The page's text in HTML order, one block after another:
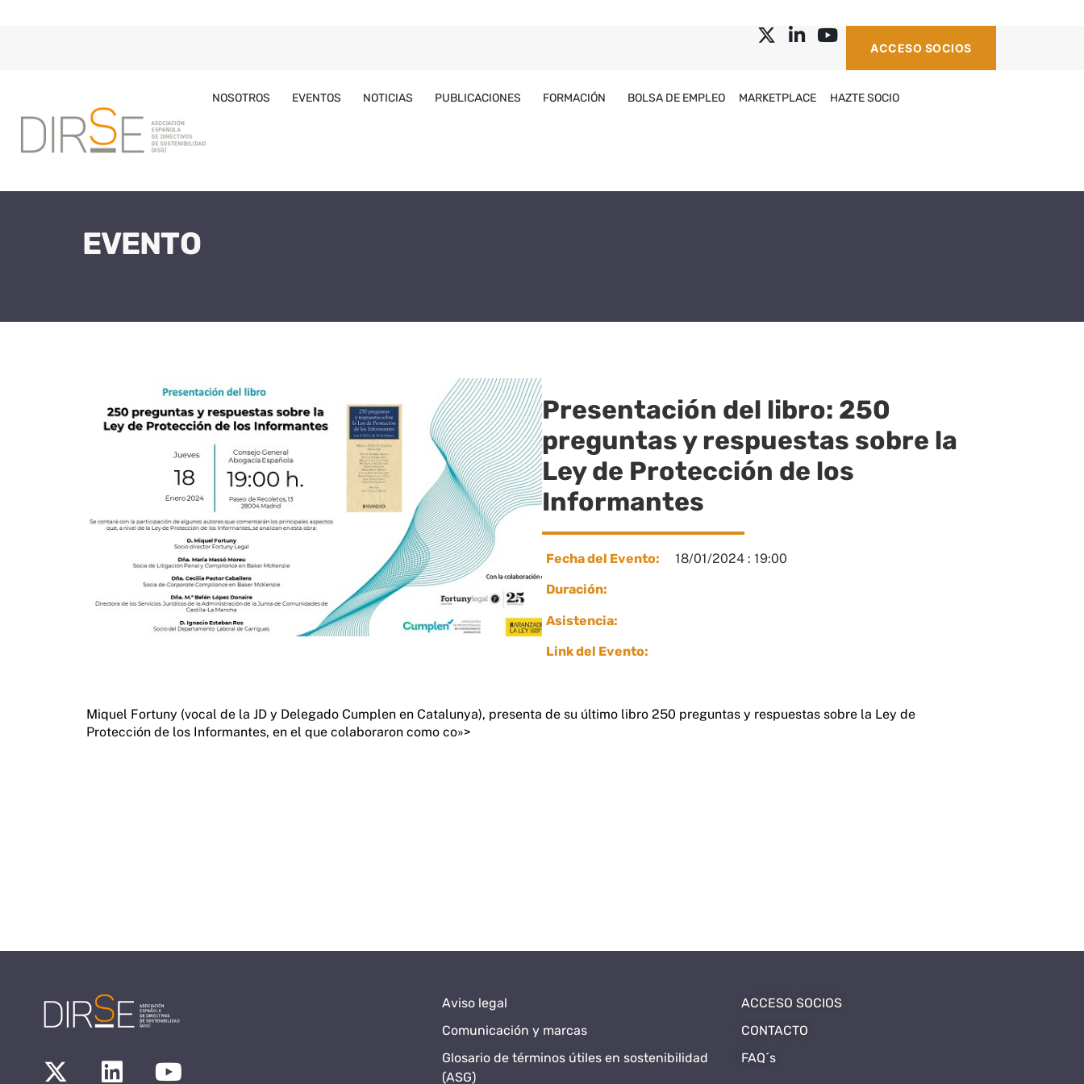
ACCESO SOCIOS
NOSOTROS EVENTOS NOTICIAS PUBLICACIONES FORMACIÓN BOLSA DE EMPLEO MARKETPLACE HAZTE SOCIO
EVENTO
Presentación del libro: 250
preguntas y respuestas sobre la
Ley de Protección de los
Informantes
Fecha del Evento: 18/01/2024 : 19:00
Duración:
Asistencia:
Link del Evento:
Miquel Fortuny (vocal de la JD y Delegado Cumplen en Catalunya), presenta de su último libro 250 preguntas y respuestas sobre la Ley de
Protección de los Informantes, en el que colaboraron como co»>
Aviso legal
Comunicación y marcas
Glosario de términos útiles en sostenibilidad
(ASG)
ACCESO SOCIOS
CONTACTO
FAQ´s